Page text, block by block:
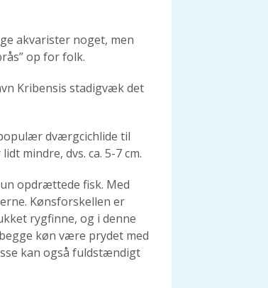
akvarister noget, men
op for folk.
Kribensis stadigvæk det
dværgcichlide til
mindre, dvs. ca. 5-7 cm.
opdrættede fisk. Med
Kønsforskellen er
rygfinne, og i denne
køn være prydet med
kan også fuldstændigt